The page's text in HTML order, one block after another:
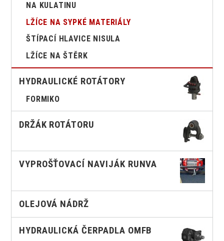
NA KULATINU
LŽÍCE NA SYPKÉ MATERIÁLY
ŠTÍPACÍ HLAVICE NISULA
LŽÍCE NA ŠTĚRK
HYDRAULICKÉ ROTÁTORY
FORMIKO
DRŽÁK ROTÁTORU
VYPROŠŤOVACÍ NAVIJÁK RUNVA
OLEJOVÁ NÁDRŽ
HYDRAULICKÁ ČERPADLA OMFB